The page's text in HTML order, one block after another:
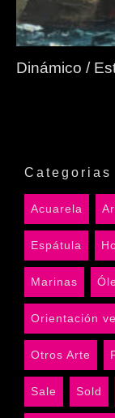
Dinámico /
Categorias
Acuarela
Espátula
Marinas
Orientación
Otros Arte
Sale Sold